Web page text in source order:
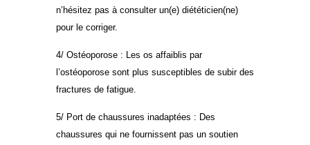
n’hésitez pas à consulter un(e) diététicien(ne)
pour le corriger.
4/ Ostéoporose : Les os affaiblis par
l’ostéoporose sont plus susceptibles de subir des
fractures de fatigue.
5/ Port de chaussures inadaptées : Des
chaussures qui ne fournissent pas un soutien